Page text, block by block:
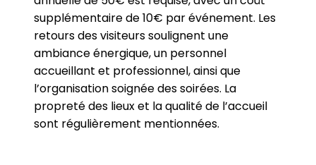
supplémentaire de 10€ par événement. Les
retours des visiteurs soulignent une
ambiance énergique, un personnel
accueillant et professionnel, ainsi que
l’organisation soignée des soirées. La
propreté des lieux et la qualité de l’accueil
sont régulièrement mentionnées.